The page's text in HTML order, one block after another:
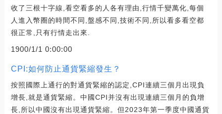
收了三根十字線,看空看多的人各有理由,行情千變萬化,每個
人進入幣圈的時間不同,盤感不同,技術不同,所以看多看空都
很正常,只有行情走出來.
1900/1/1 0:00:00
CPI:如何防止通貨緊縮發生？
按照國際上通行的對通貨緊縮的認定,CPI連續三個月出現負
增長,就是通貨緊縮。中國CPI并沒有出現連續三個月的負增
長,所以中國沒有出現通貨緊縮。但2023年第一季度中國通貨